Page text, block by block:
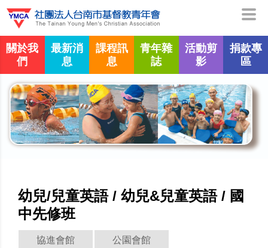
關於我
們
最新消
息
課程訊
息
青年雜
誌
活動剪
影
捐款專
區
幼兒/兒童英語 / 幼兒&兒童英語 / 國
中先修班
協進會館 公園會館